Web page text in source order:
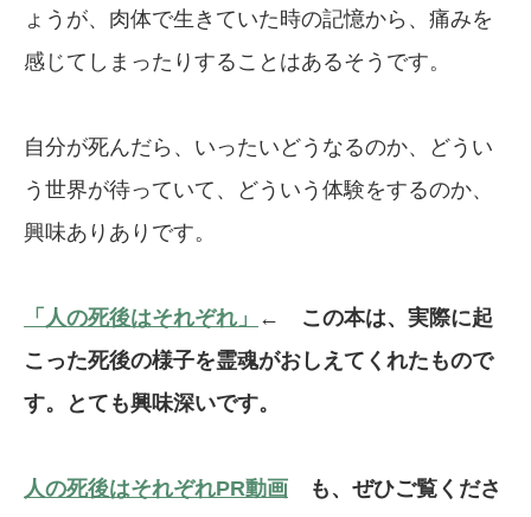
ょうが、肉体で生きていた時の記憶から、痛みを
感じてしまったりすることはあるそうです。
自分が死んだら、いったいどうなるのか、どうい
う世界が待っていて、どういう体験をするのか、
興味ありありです。
「人の死後はそれぞれ」
← この本は、実際に起
こった死後の様子を霊魂がおしえてくれたもので
す。とても興味深いです。
人の死後はそれぞれPR動画 も、ぜひご覧くださ